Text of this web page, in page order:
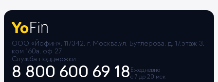
ООО «Йофин», 117342, г. Москва,ул. Бутлерова, д. 17,этаж 3,
ком 160а, оф 27
Служба поддержки
8 800 600 69 18 Ежедневно
с 7 до 20 мск